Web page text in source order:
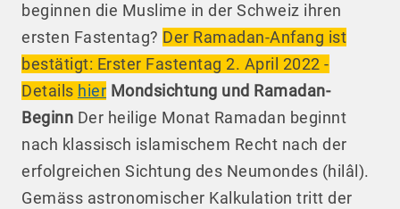
beginnen die Muslime in der Schweiz ihren
ersten Fastentag? Der Ramadan-Anfang ist
bestätigt: Erster Fastentag 2. April 2022 -
Details hier Mondsichtung und Ramadan-
Beginn Der heilige Monat Ramadan beginnt
nach klassisch islamischem Recht nach der
erfolgreichen Sichtung des Neumondes (hilâl).
Gemäss astronomischer Kalkulation tritt der